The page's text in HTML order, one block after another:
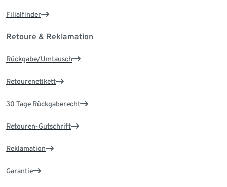
Filialfinder
Retoure & Reklamation
Rückgabe/Umtausch
Retourenetikett
30 Tage Rückgaberecht
Retouren-Gutschrift
Reklamation
Garantie